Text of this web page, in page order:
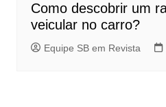
Como descobrir um
veicular no carro?
Equipe SB em Revista